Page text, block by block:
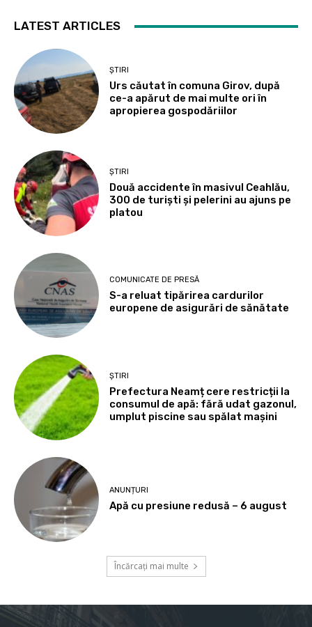
LATEST ARTICLES
ȘTIRI
Urs căutat în comuna Girov, după
ce-a apărut de mai multe ori în
apropierea gospodăriilor
ȘTIRI
Două accidente în masivul Ceahlău,
300 de turiști și pelerini au ajuns pe
platou
COMUNICATE DE PRESĂ
S-a reluat tipărirea cardurilor
europene de asigurări de sănătate
ȘTIRI
Prefectura Neamț cere restricții la
consumul de apă: fără udat gazonul,
umplut piscine sau spălat mașini
ANUNȚURI
Apă cu presiune redusă – 6 august
Încărcați mai multe